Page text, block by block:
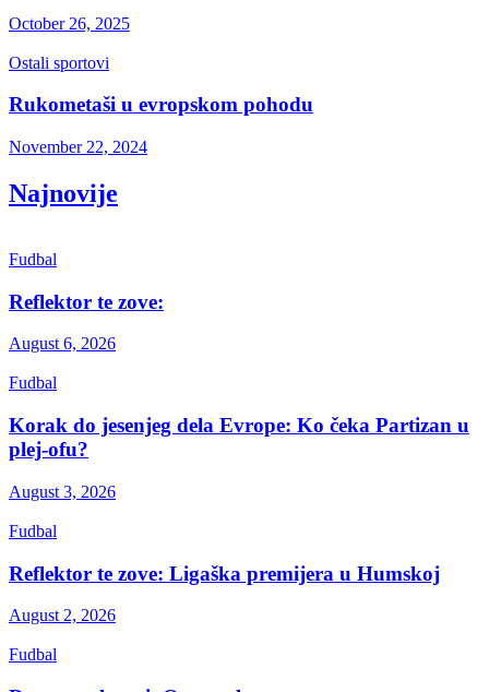
October 26, 2025
Ostali sportovi
Rukometaši u evropskom pohodu
November 22, 2024
Najnovije
Fudbal
Reflektor te zove:
August 6, 2026
Fudbal
Korak do jesenjeg dela Evrope: Ko čeka Partizan u
plej-ofu?
August 3, 2026
Fudbal
Reflektor te zove: Ligaška premijera u Humskoj
August 2, 2026
Fudbal